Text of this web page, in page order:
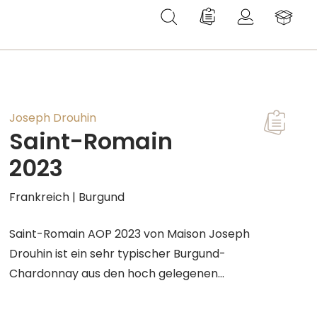
Du hast 0 Produkte
Joseph Drouhin
Saint-Romain
2023
Frankreich | Burgund
Saint-Romain AOP 2023 von Maison Joseph
Drouhin ist ein sehr typischer Burgund-
Chardonnay aus den hoch gelegenen